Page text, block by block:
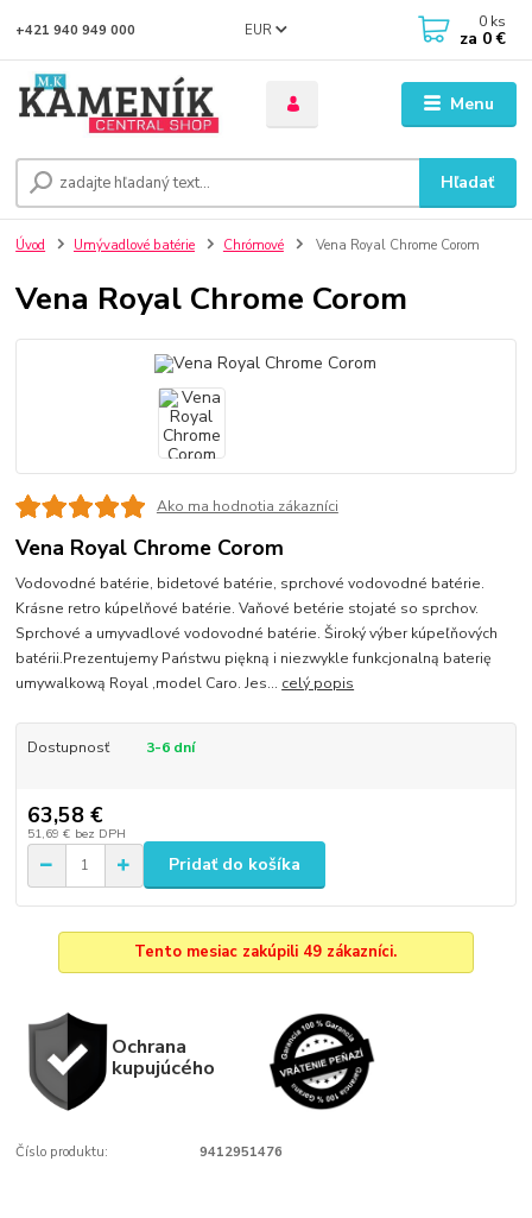
Menu
EUR
Hľadať
+421 940 949 000 0 ks
za 0 €
Úvod Umývadlové batérie Chrómové Vena Royal Chrome Corom
Vena Royal Chrome Corom
Ako ma hodnotia zákazníci
Vena Royal Chrome Corom
Vodovodné batérie, bidetové batérie, sprchové vodovodné batérie.
Krásne retro kúpelňové batérie. Vaňové betérie stojaté so sprchov.
Sprchové a umyvadlové vodovodné batérie. Široký výber kúpeľňových
batérii.Prezentujemy Państwu piękną i niezwykle funkcjonalną baterię
umywalkową Royal ,model Caro. Jes... celý popis
Dostupnosť 3-6 dní
63,58 €
51,69 € bez DPH
Pridať do košíka
Tento mesiac zakúpili 49 zákazníci.
Ochrana
kupujúcého
Číslo produktu: 9412951476